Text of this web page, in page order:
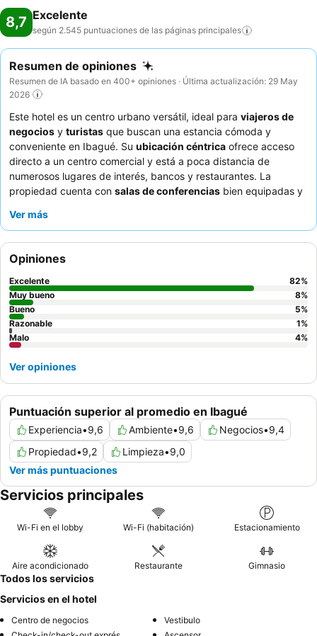
8,7 Excelente
según 2.545 puntuaciones de las páginas principales
Resumen de opiniones
Resumen de IA basado en 400+ opiniones · Última actualización: 29 May
2026
Este hotel es un centro urbano versátil, ideal para viajeros de
negocios y turistas que buscan una estancia cómoda y
conveniente en Ibagué. Su ubicación céntrica ofrece acceso
directo a un centro comercial y está a poca distancia de
numerosos lugares de interés, bancos y restaurantes. La
propiedad cuenta con salas de conferencias bien equipadas y
experiencia productiva y relajante. Los huéspedes elogian
variado desayuno que incluye platos típicos colombianos. Para
una experiencia más tranquila, los huéspedes deben solicitar
una habitación con vistas al jardín.
Ver más
Puntuación superior al promedio en Ibagué
Experiencia•9,6 Ambiente•9,6 Negocios•9,4
Propiedad•9,2 Limpieza•9,0
Ver más puntuaciones
Opiniones
Excelente 82%
Muy bueno
8%
Bueno
5%
Razonable
1%
Malo
4%
Ver opiniones
Servicios principales
Wi-Fi en el lobby Wi-Fi (habitación) Estacionamiento
Aire acondicionado Restaurante Gimnasio
Todos los servicios
Servicios en el hotel
Centro de negocios
Vestibulo